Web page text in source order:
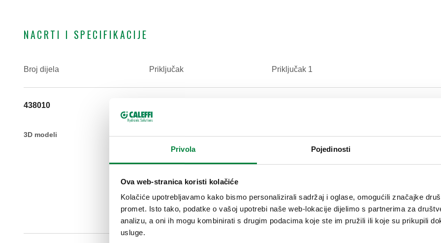
Privola Pojedinosti
Ova web-stranica koristi kolačiće
Kolačiće upotrebljavamo kako bismo personalizirali sadržaj i oglase, omogućili značajke
promet. Isto tako, podatke o vašoj upotrebi naše web-lokacije dijelimo s partnerima za
analizu, a oni ih mogu kombinirati s drugim podacima koje ste im pružili ili koje su prikupili
usluge.
NACRTI I SPECIFIKACIJE
Broj dijela Priključak
Priključak 1
438010
3D modeli Tekst tendera
Kompresijska spojnica. S
Caleffi. Priključak 1: Ø 10.
SCIP code
5a99dfbe-4dcc-4bed-8b25-